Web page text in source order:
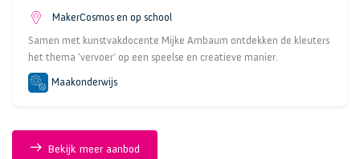
MakerCosmos en op school
Samen met kunstvakdocente Mijke Ambaum ontdekken de kleuters
het thema ‘vervoer’ op een speelse en creatieve manier.
Maakonderwijs
Bekijk meer aanbod